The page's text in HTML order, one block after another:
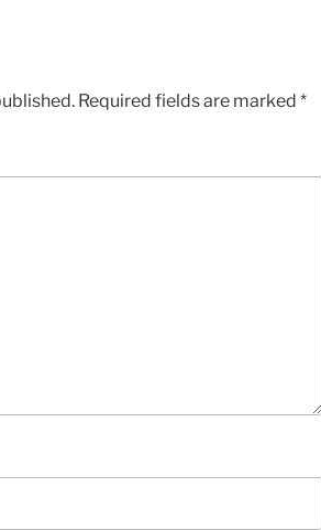
Required fields are marked *